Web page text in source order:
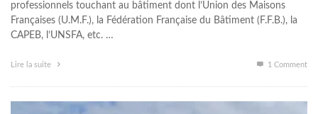
professionnels touchant au bâtiment dont l’Union des Maisons
Françaises (U.M.F.), la Fédération Française du Bâtiment (F.F.B.), la
CAPEB, l’UNSFA, etc. …
Lire la suite 1 Comment